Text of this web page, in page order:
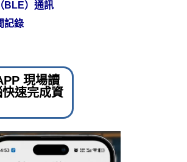
BLE）通訊
記錄
現場讀
速完成資